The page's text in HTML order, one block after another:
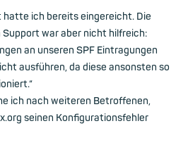
hatte ich bereits eingereicht. Die
war aber nicht hilfreich:
an unseren SPF Eintragungen
ausführen, da diese ansonsten so
ich nach weiteren Betroffenen,
seinen Konfigurationsfehler